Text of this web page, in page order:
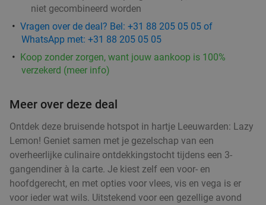
niet gecombineerd worden
Vragen over de deal? Bel: +31 88 205 05 05 of
WhatsApp met: +31 88 205 05 05
Koop zonder zorgen, want jouw aankoop is 100%
verzekerd (meer info)
Meer over deze deal
Ontdek deze bruisende hotspot in hartje Leeuwarden: Lazy
Lemon! Geniet samen met je gezelschap van een
overheerlijke culinaire ontdekkingstocht tijdens een 3-
gangendiner à la carte. Je kiest zelf een voor- en
hoofdgerecht, en met opties voor vlees, vis en vega is er
voor ieder wat wils. Uitstekend voor een gezellige avond